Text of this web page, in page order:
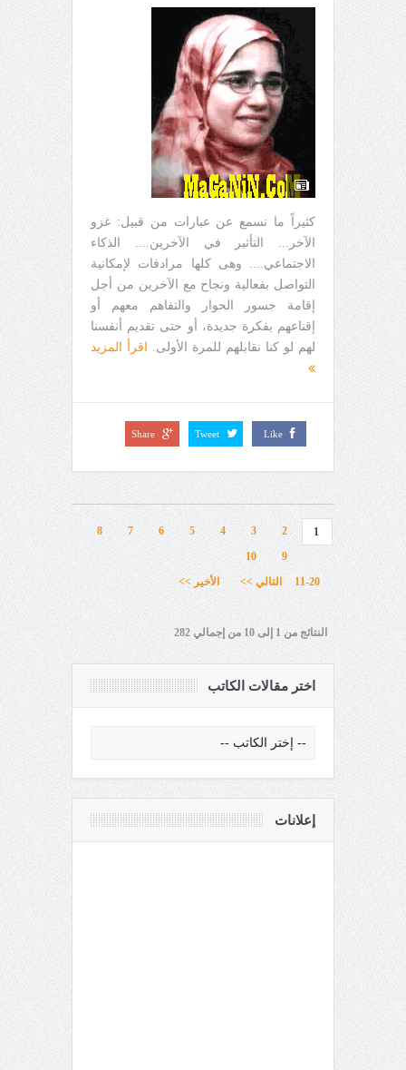
كثيراً ما نسمع عن عبارات من قبيل: غزو
الآخر... التأثير في الآخرين.... الذكاء
الاجتماعي.... وهى كلها مرادفات لإمكانية
التواصل بفعالية ونجاح مع الآخرين من أجل
إقامة جسور الحوار والتفاهم معهم أو
إقناعهم بفكرة جديدة، أو حتى تقديم أنفسنا
لهم لو كنا نقابلهم للمرة الأولى.
اقرأ المزيد
Like
Tweet
Share
1
2
3
4
5
6
7
8
9
10
11-20
التالي >> الأخير >>
النتائج من 1 إلى 10 من إجمالي 282
اختر مقالات الكاتب
إعلانات